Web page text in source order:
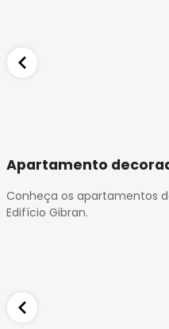
Apartamento
Conheça os apartamentos
Edifício Gibran.